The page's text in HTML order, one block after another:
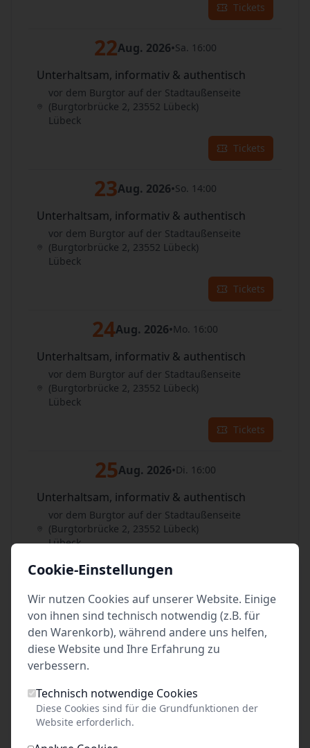
Tickets
22Aug. 2026•Sa. 16:00
Unterhaltsam, informativ & authentisch
vor dem Burgtor auf der Stadtaußenseite
(Burgtorbrücke 2, 23552 Lübeck)
Lübeck
Tickets
23Aug. 2026•So. 14:00
Unterhaltsam, informativ & authentisch
vor dem Burgtor auf der Stadtaußenseite
(Burgtorbrücke 2, 23552 Lübeck)
Lübeck
Tickets
24Aug. 2026•Mo. 16:00
Unterhaltsam, informativ & authentisch
vor dem Burgtor auf der Stadtaußenseite
(Burgtorbrücke 2, 23552 Lübeck)
Lübeck
Tickets
25Aug. 2026•Di. 16:00
Unterhaltsam, informativ & authentisch
vor dem Burgtor auf der Stadtaußenseite
(Burgtorbrücke 2, 23552 Lübeck)
Lübeck
26Aug. 2026•Mi. 14:00
Unterhaltsam, informativ & authentisch
vor dem Burgtor auf der Stadtaußenseite
(Burgtorbrücke 2, 23552 Lübeck)
Tickets
Cookie-Einstellungen
Wir nutzen Cookies auf unserer Website. Einige
von ihnen sind technisch notwendig (z.B. für
den Warenkorb), während andere uns helfen,
diese Website und Ihre Erfahrung zu
verbessern.
Technisch notwendige Cookies
Diese Cookies sind für die Grundfunktionen der
Website erforderlich.